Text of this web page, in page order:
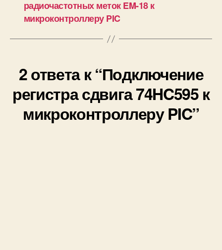
радиочастотных меток EM-18 к
микроконтроллеру PIC
2 ответа к “Подключение
регистра сдвига 74HC595 к
микроконтроллеру PIC”